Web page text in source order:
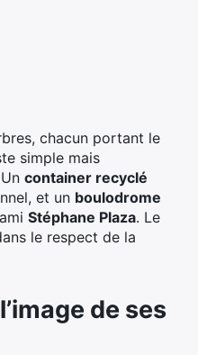
chacun portant le
simple mais
container recyclé
et un boulodrome
Stéphane Plaza. Le
le respect de la
de ses